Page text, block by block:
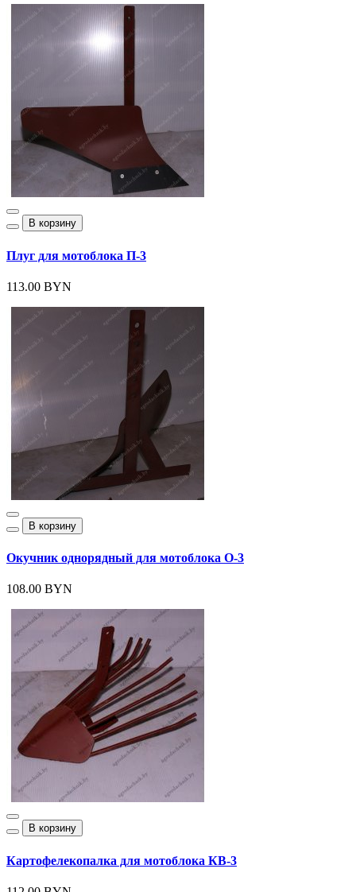
В корзину
Плуг для мотоблока П-3
113.00 BYN
В корзину
Окучник однорядный для мотоблока О-3
108.00 BYN
В корзину
Картофелекопалка для мотоблока КВ-3